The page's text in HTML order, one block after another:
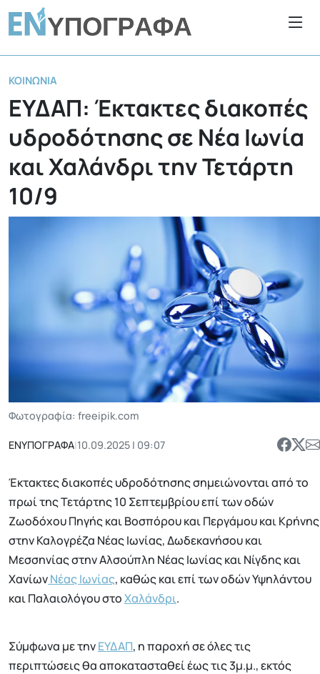
ΚΟΙΝΩΝΊΑ
ΕΥΔΑΠ: Έκτακτες διακοπές
υδροδότησης σε Νέα Ιωνία
και Χαλάνδρι την Τετάρτη
10/9
Φωτογραφία: freeipik.com
ΕΝΥΠΟΓΡΑΦΑ|10.09.2025 | 09:07
Έκτακτες διακοπές υδροδότησης σημειώνονται από το
πρωί της Τετάρτης 10 Σεπτεμβρίου επί των οδών
Ζωοδόχου Πηγής και Βοσπόρου και Περγάμου και Κρήνης
στην Καλογρέζα Νέας Ιωνίας, Δωδεκανήσου και
Μεσσηνίας στην Αλσούπλη Νέας Ιωνίας και Νίγδης και
ΧανίωνΝέας Ιωνίας, καθώς και επί των οδών Υψηλάντου
και Παλαιολόγου στοΧαλάνδρι.
Σύμφωνα με τηνΕΥΔΑΠ, η παροχή σε όλες τις
περιπτώσεις θα αποκατασταθεί έως τις 3μ.μ., εκτός